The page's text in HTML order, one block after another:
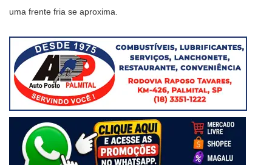
uma frente fria se aproxima.